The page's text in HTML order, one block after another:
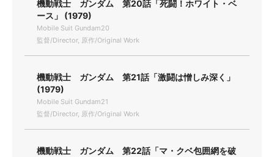
機動戦士 ガンダム 第20話「死闘！ホワイト・ベ
ース」 (1979)
Mobile Suit Gundam20
監督/Director, 原作/Original Work
機動戦士 ガンダム 第21話「激闘は憎しみ深く」
(1979)
Mobile Suit Gundam21
監督/Director, 原作/Original Work
機動戦士 ガンダム 第22話「マ・クベ包囲網を破